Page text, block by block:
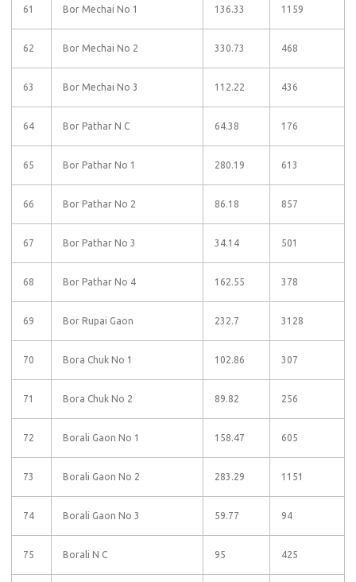
61 Bor Mechai No 1 136.33 1159
62 Bor Mechai No 2 330.73 468
63 Bor Mechai No 3 112.22 436
64 Bor Pathar N C 64.38 176
65 Bor Pathar No 1 280.19 613
66 Bor Pathar No 2 86.18 857
67 Bor Pathar No 3 34.14 501
68 Bor Pathar No 4 162.55 378
69 Bor Rupai Gaon 232.7 3128
70 Bora Chuk No 1 102.86 307
71 Bora Chuk No 2 89.82 256
72 Borali Gaon No 1 158.47 605
73 Borali Gaon No 2 283.29 1151
74 Borali Gaon No 3 59.77 94
75 Borali N C 95 425